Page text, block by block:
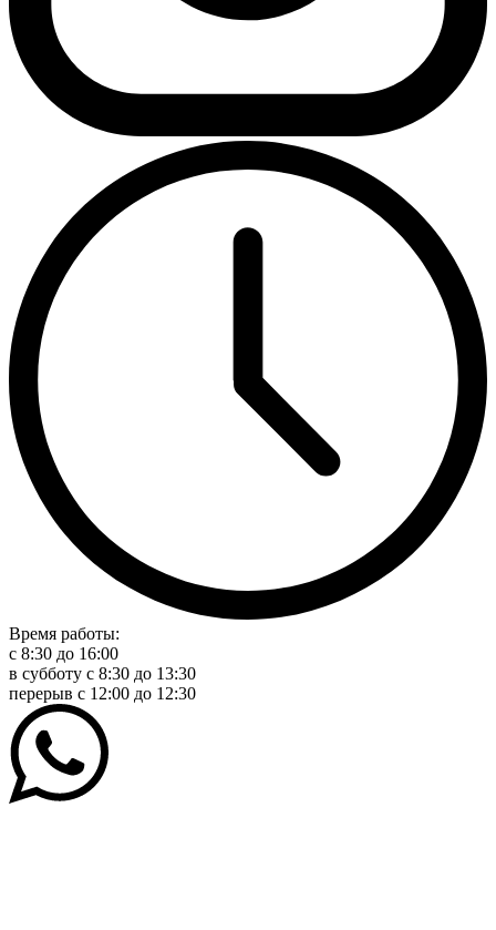
Время работы:
с 8:30 до 16:00
в субботу с 8:30 до 13:30
перерыв c 12:00 до 12:30